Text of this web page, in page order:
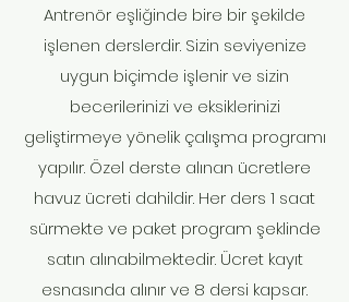
Antrenör eşliğinde bire bir şekilde
işlenen derslerdir. Sizin seviyenize
uygun biçimde işlenir ve sizin
becerilerinizi ve eksiklerinizi
geliştirmeye yönelik çalışma programı
yapılır. Özel derste alınan ücretlere
havuz ücreti dahildir. Her ders 1 saat
sürmekte ve paket program şeklinde
satın alınabilmektedir. Ücret kayıt
esnasında alınır ve 8 dersi kapsar.